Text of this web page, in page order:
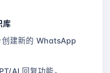
库
建新的 WhatsApp
AI 回复功能。